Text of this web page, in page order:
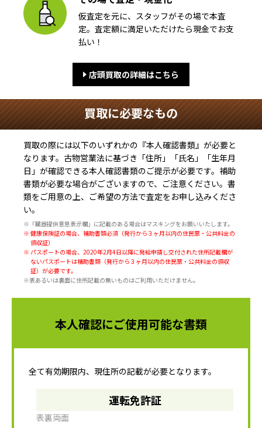
仮査定を元に、スタッフがその場で本査
定。査定額に満足いただけたら現金でお支
払い！
店頭買取の詳細はこちら
買取に必要なもの
買取の際には以下のいずれかの『本人確認書類』が必要と
なります。古物営業法に基づき 「住所」「氏名」「生年月
日」が確認できる本人確認書類のご提示が必要です。補助
書類が必要な場合がございますので、ご注意ください。書
類をご用意の上、ご希望の方法で査定をお申し込みくださ
い。
※「臓器提供意思表示欄」に記載のある場合はマスキングをお願いいたします。
※ 健康保険証の場合、補助書類必須（発行から３ヶ月以内の住民票・公共料金の
領収証）
※ パスポートの場合、2020年2月4日以降に発給申請し交付された住所記載欄が
ないパスポートは補助書類（発行から３ヶ月以内の住民票・公共料金の領収
証）が必要です。
※表あるいは裏面に住所記載の無いものはご利用いただけません。
本人確認にご使用可能な書類
全て有効期限内、現住所の記載が必要となります。
運転免許証
表裏両面